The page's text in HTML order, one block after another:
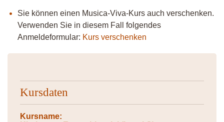
Sie können einen Musica-Viva-Kurs auch verschenken.
Verwenden Sie in diesem Fall folgendes
Anmeldeformular: Kurs verschenken
Kursdaten
Kursname: